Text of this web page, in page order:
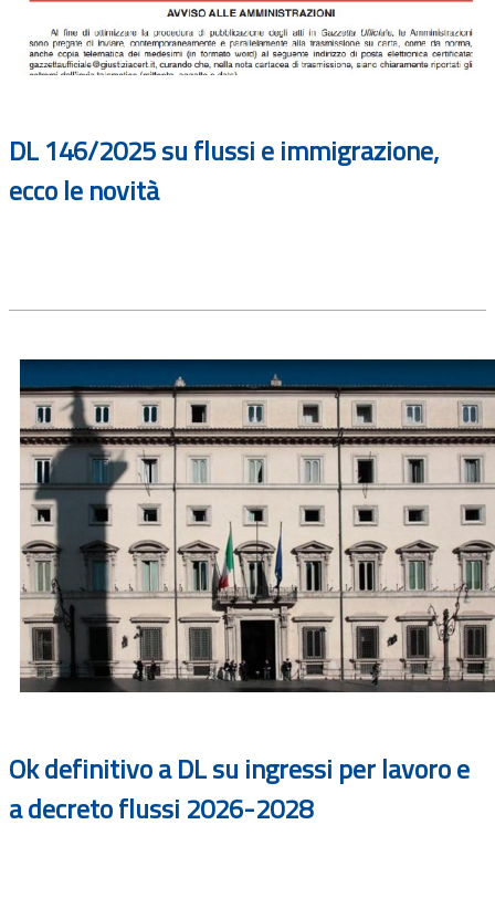
DL 146/2025 su flussi e immigrazione,
ecco le novità
Ok definitivo a DL su ingressi per lavoro e
a decreto flussi 2026-2028